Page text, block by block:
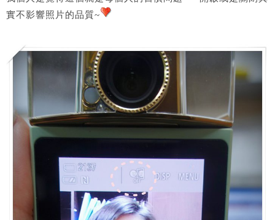
實不影響照片的品質~